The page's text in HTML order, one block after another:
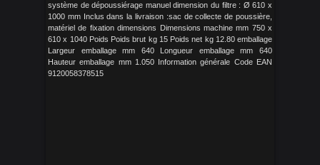
système de dépoussiérage manuel dimension du filtre : Ø 610 x
1000 mm Inclus dans la livraison :sac de collecte de poussière,
matériel de fixation dimensions Dimensions machine mm 750 x
610 x 1040 Poids Poids brut kg 15 Poids net kg 12.80 emballage
Largeur emballage mm 640 Longueur emballage mm 640
Hauteur emballage mm 1.050 Information générale Code EAN
9120058378515